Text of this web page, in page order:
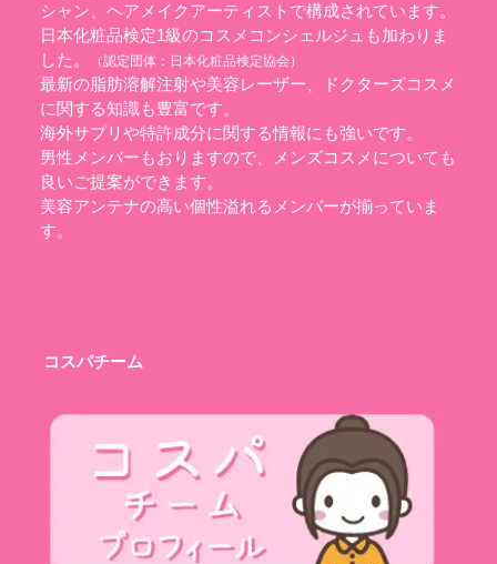
シャン、ヘアメイクアーティストで構成されています。
日本化粧品検定1級のコスメコンシェルジュも加わりま
した。
（認定団体： 日本化粧品検定協会）
最新の脂肪溶解注射や美容レーザー、ドクターズコスメ
に関する知識も豊富です。
海外サプリや特許成分に関する情報にも強いです。
男性メンバーもおりますので、メンズコスメについても
良いご提案ができます。
美容アンテナの高い個性溢れるメンバーが揃っていま
す。
コスパチーム